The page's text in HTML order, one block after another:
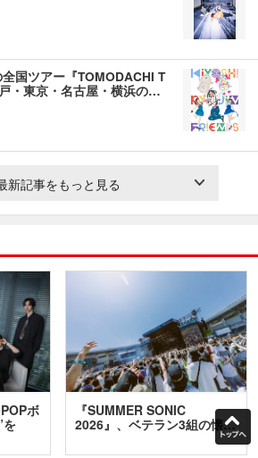
国ツアー『TOMODACHI T
・東京・名古屋・横浜の…
新記事をもっと見る
ボ
を
『SUMMER SONIC
2026』、ベテラン3組の懐…